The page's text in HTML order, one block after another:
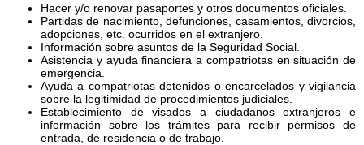
Hacer y/o renovar pasaportes y otros documentos oficiales.
Partidas de nacimiento, defunciones, casamientos, divorcios,
adopciones, etc. ocurridos en el extranjero.
Información sobre asuntos de la Seguridad Social.
Asistencia y ayuda financiera a compatriotas en situación de
emergencia.
Ayuda a compatriotas detenidos o encarcelados y vigilancia
sobre la legitimidad de procedimientos judiciales.
Establecimiento de visados a ciudadanos extranjeros e
información sobre los trámites para recibir permisos de
entrada, de residencia o de trabajo.